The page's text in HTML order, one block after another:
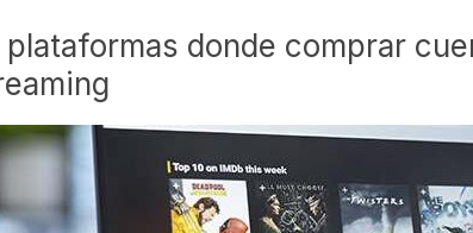
plataformas donde comprar